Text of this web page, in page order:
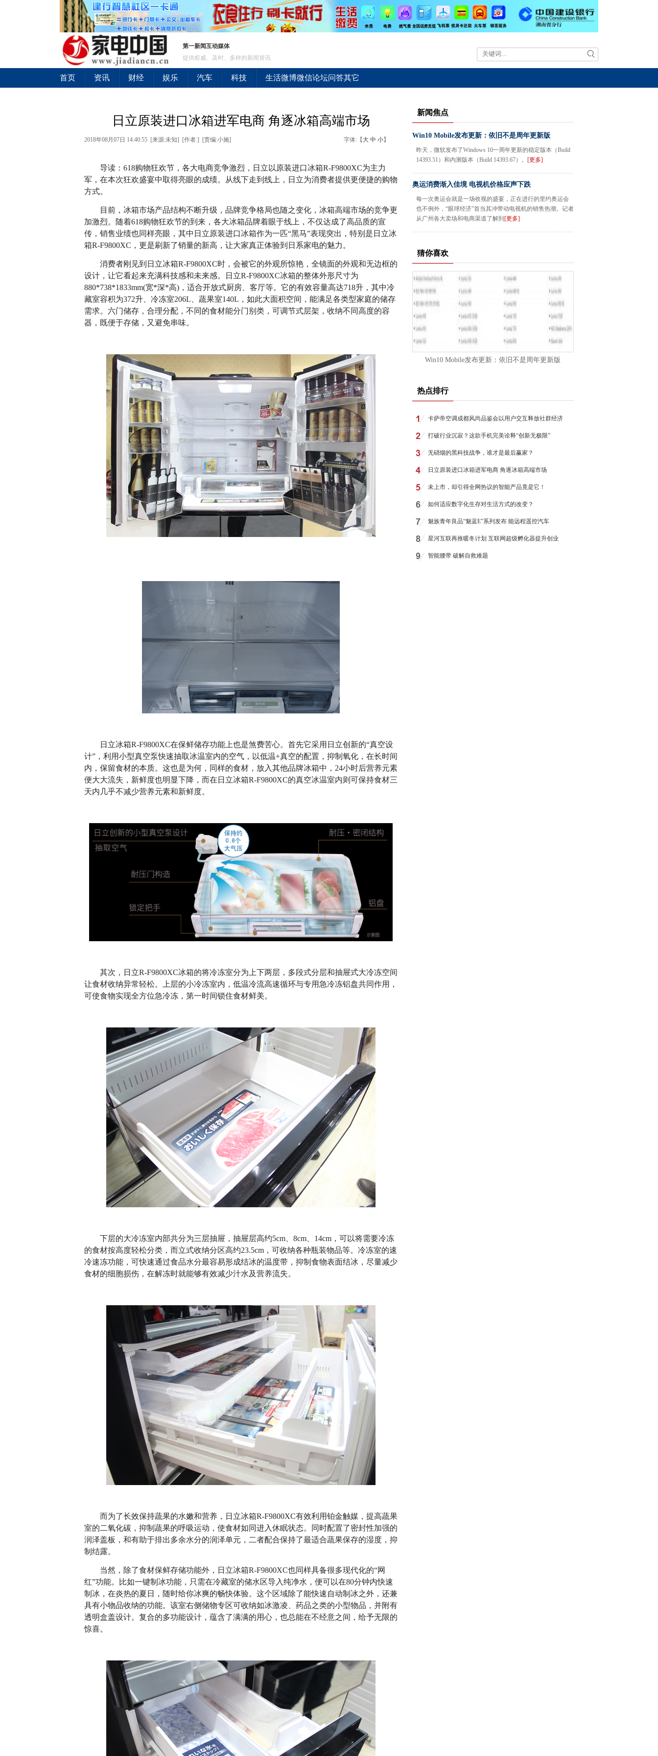
第一新闻互动媒体
提供权威、及时、多样的新闻资讯
首页 资讯 财经 娱乐 汽车 科技 生活微博微信论坛问答其它
日立原装进口冰箱进军电商 角逐冰箱高端市场
2018年08月07日 14:40:55 [来源:未知] [作者:] [责编:小施] 字体:【 大 中 小】
导读：618购物狂欢节，各大电商竞争激烈，日立以原装进口冰箱R-F9800XC为主力
军，在本次狂欢盛宴中取得亮眼的成绩。从线下走到线上，日立为消费者提供更便捷的购物
方式。
目前，冰箱市场产品结构不断升级，品牌竞争格局也随之变化，冰箱高端市场的竞争更
加激烈。随着618购物狂欢节的到来，各大冰箱品牌着眼于线上，不仅达成了高品质的宣
传，销售业绩也同样亮眼，其中日立原装进口冰箱作为一匹“黑马”表现突出，特别是日立冰
箱R-F9800XC，更是刷新了销量的新高，让大家真正体验到日系家电的魅力。
消费者刚见到日立冰箱R-F9800XC时，会被它的外观所惊艳，全镜面的外观和无边框的
设计，让它看起来充满科技感和未来感。日立R-F9800XC冰箱的整体外形尺寸为
880*738*1833mm(宽*深*高)，适合开放式厨房、客厅等。它的有效容量高达718升，其中冷
藏室容积为372升、冷冻室206L、蔬果室140L，如此大面积空间，能满足各类型家庭的储存
需求。六门储存，合理分配，不同的食材能分门别类，可调节式层架，收纳不同高度的容
器，既便于存储，又避免串味。
日立冰箱R-F9800XC在保鲜储存功能上也是煞费苦心。首先它采用日立创新的“真空设
计”，利用小型真空泵快速抽取冰温室内的空气，以低温+真空的配置，抑制氧化，在长时间
内，保留食材的本质。这也是为何，同样的食材，放入其他品牌冰箱中，24小时后营养元素
便大大流失，新鲜度也明显下降，而在日立冰箱R-F9800XC的真空冰温室内则可保持食材三
天内几乎不减少营养元素和新鲜度。
其次，日立R-F9800XC冰箱的将冷冻室分为上下两层，多段式分层和抽屉式大冷冻空间
让食材收纳异常轻松。上层的小冷冻室内，低温冷流高速循环与专用急冷冻铝盘共同作用，
可使食物实现全方位急冷冻，第一时间锁住食材鲜美。
下层的大冷冻室内部共分为三层抽屉，抽屉层高约5cm、8cm、14cm，可以将需要冷冻
的食材按高度轻松分类，而立式收纳分区高约23.5cm，可收纳各种瓶装物品等。冷冻室的速
冷速冻功能，可快速通过食品水分最容易形成结冰的温度带，抑制食物表面结冰，尽量减少
食材的细胞损伤，在解冻时就能够有效减少汁水及营养流失。
而为了长效保持蔬果的水嫩和营养，日立冰箱R-F9800XC有效利用铂金触媒，提高蔬果
室的二氧化碳，抑制蔬果的呼吸运动，使食材如同进入休眠状态。同时配置了密封性加强的
润泽盖板，和有助于排出多余水分的润泽单元，二者配合保持了最适合蔬果保存的湿度，抑
制结露。
当然，除了食材保鲜存储功能外，日立冰箱R-F9800XC也同样具备很多现代化的“网
红”功能。比如一键制冰功能，只需在冷藏室的储水区导入纯净水，便可以在80分钟内快速
制冰，在炎热的夏日，随时给你冰爽的畅快体验。这个区域除了能快速自动制冰之外，还兼
具有小物品收纳的功能。该室右侧储物专区可收纳如冰激凌、药品之类的小型物品，并附有
透明盒盖设计。复合的多功能设计，蕴含了满满的用心，也总能在不经意之间，给予无限的
惊喜。
新闻焦点
Win10 Mobile发布更新：依旧不是周年更新版
昨天，微软发布了Windows 10一周年更新的稳定版本（Build
14393.51）和内测版本（Build 14393.67）。 [更多]
奥运消费渐入佳境 电视机价格应声下跌
每一次奥运会就是一场收视的盛宴，正在进行的里约奥运会
也不例外，“眼球经济”首当其冲带动电视机的销售热潮。记者
从广州各大卖场和电商渠道了解到 [更多]
猜你喜欢
Win10 Mobile发布更新：依旧不是周年更新版
热点排行
卡萨帝空调成都风尚品鉴会以用户交互释放社群经济
打破行业沉寂？这款手机完美诠释“创新无极限”
无硝烟的黑科技战争，谁才是最后赢家？
日立原装进口冰箱进军电商 角逐冰箱高端市场
未上市，却引得全网热议的智能产品竟是它！
如何适应数字化生存对生活方式的改变？
魅族青年良品“魅蓝E”系列发布 能远程遥控汽车
星河互联再推暖冬计划 互联网超级孵化器提升创业
智能腰带 破解自救难题